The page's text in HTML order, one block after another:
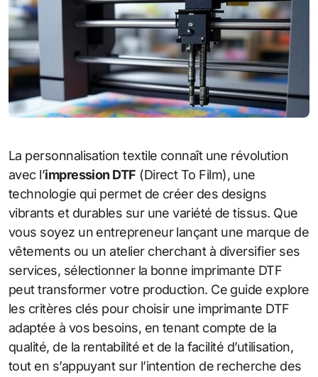
La personnalisation textile connaît une révolution
avec l’impression DTF (Direct To Film), une
technologie qui permet de créer des designs
vibrants et durables sur une variété de tissus. Que
vous soyez un entrepreneur lançant une marque de
vêtements ou un atelier cherchant à diversifier ses
services, sélectionner la bonne imprimante DTF
peut transformer votre production. Ce guide explore
les critères clés pour choisir une imprimante DTF
adaptée à vos besoins, en tenant compte de la
qualité, de la rentabilité et de la facilité d’utilisation,
tout en s’appuyant sur l’intention de recherche des